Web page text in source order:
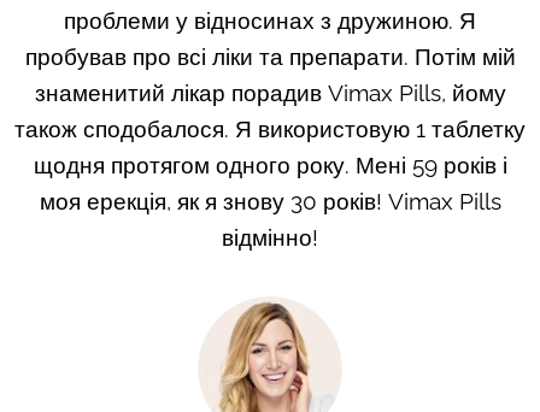
проблеми у відносинах з дружиною. Я
пробував про всі ліки та препарати. Потім мій
знаменитий лікар порадив Vimax Pills, йому
також сподобалося. Я використовую 1 таблетку
щодня протягом одного року. Мені 59 років і
моя ерекція, як я знову 30 років! Vimax Pills
відмінно!